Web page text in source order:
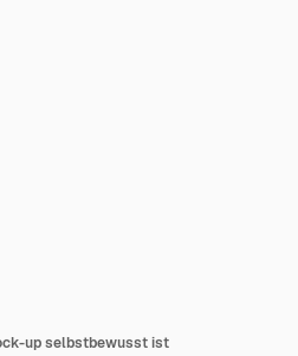
up selbstbewusst ist